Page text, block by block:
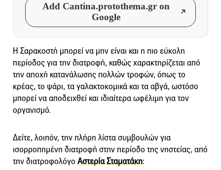
Add Cantina.protothema.gr on
Google
Η Σαρακοστή μπορεί να μην είναι και η πιο εύκολη
περίοδος για την διατροφή, καθώς χαρακτηρίζεται από
την αποχή κατανάλωσης πολλών τροφών, όπως το
κρέας, το ψάρι, τα γαλακτοκομικά και τα αβγά, ωστόσο
μπορεί να αποδειχθεί και ιδιαίτερα ωφέλιμη για τον
οργανισμό.
Δείτε, λοιπόν, την πλήρη λίστα συμβουλών για
ισορροπημένη διατροφή στην περίοδο της νηστείας, από
την διατροφολόγο Αστερία Σταματάκη: